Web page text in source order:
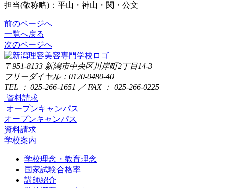
担当(敬称略)：平山・神山・関・公文
前のページへ
一覧へ戻る
次のページへ
〒951-8133 新潟市中央区川岸町2丁目14-3
フリーダイヤル：0120-0480-40
TEL ： 025-266-1651 ／ FAX ： 025-266-0225
資料請求
オープンキャンパス
オープンキャンパス
資料請求
学校案内
学校理念・教育理念
国家試験合格率
講師紹介